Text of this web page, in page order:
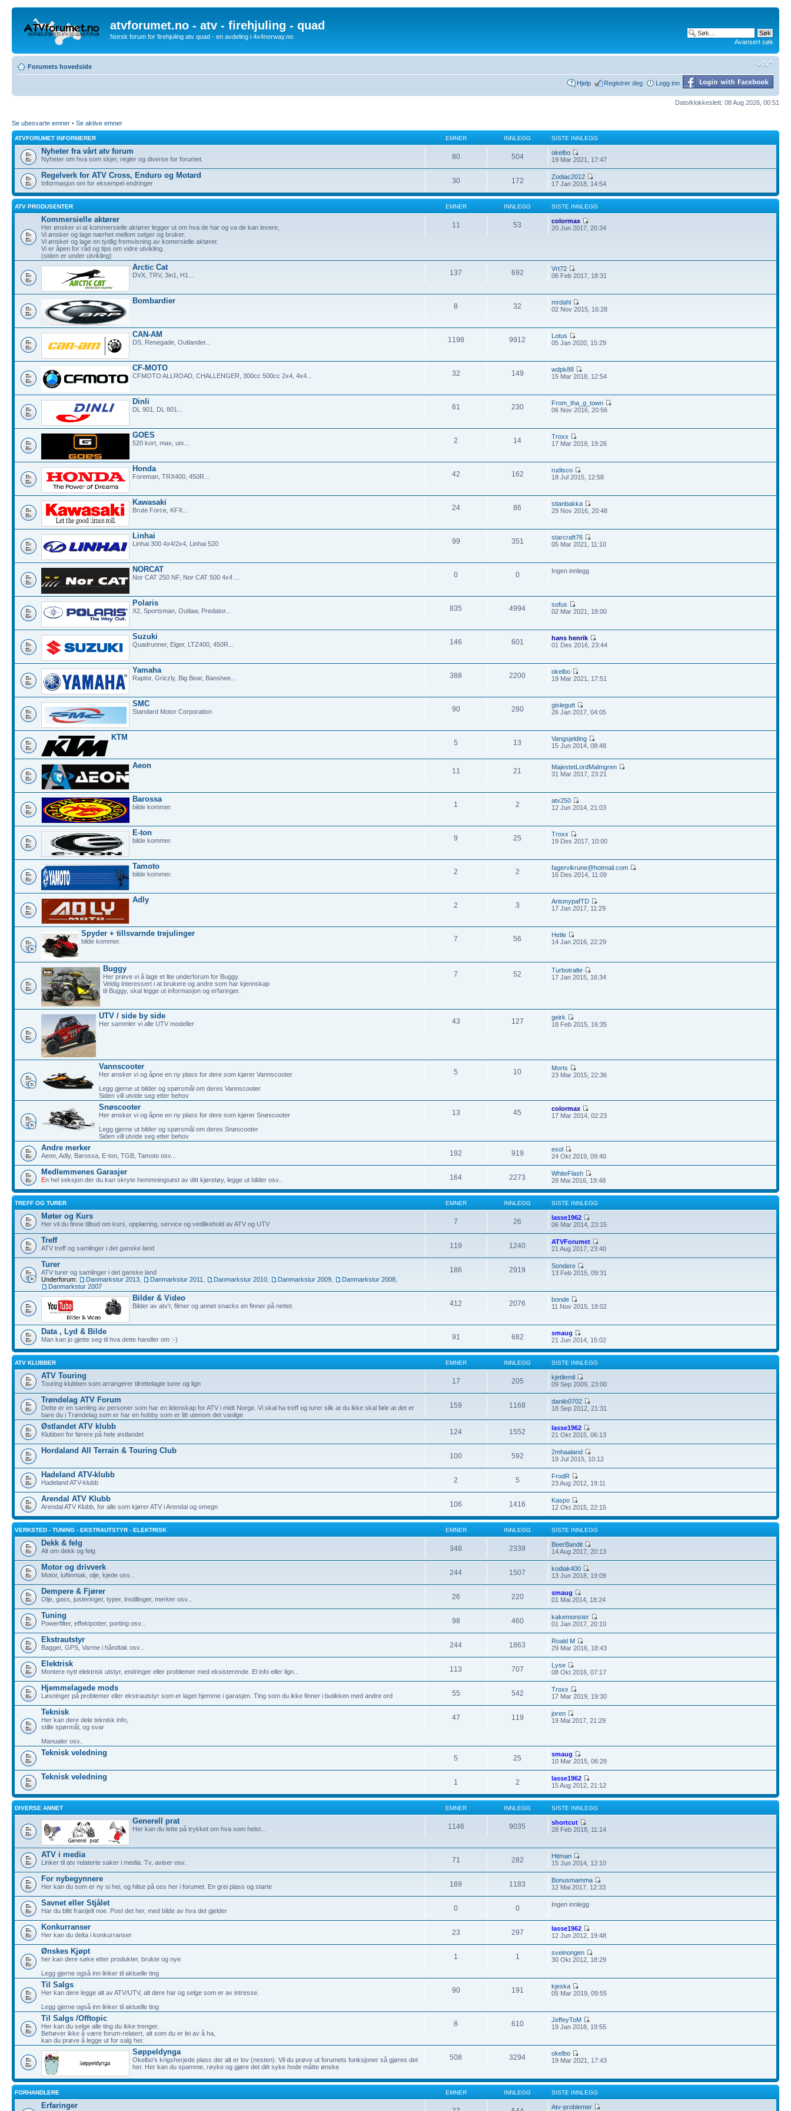
atvforumet.no - atv - firehjuling - quad
Norsk forum for firehjuling atv quad - en avdeling i 4x4norway.no
Avansert søk
Forumets hovedside
Hjelp Registrer deg Logg inn
Dato/klokkeslett: 08 Aug 2026, 00:51
Se ubesvarte emner • Se aktive emner
ATVFORUMET INFORMERER EMNER INNLEGG SISTE INNLEGG
Nyheter fra vårt atv forum
Nyheter om hva som skjer, regler og diverse for forumet. 80 504
okelbo
19 Mar 2021, 17:47
Regelverk for ATV Cross, Enduro og Motard
Informasjon om for eksempel endringer 30 172
Zodiac2012
17 Jan 2018, 14:54
ATV PRODUSENTER EMNER INNLEGG SISTE INNLEGG
Kommersielle aktører
Her ønsker vi at kommersielle aktører legger ut om hva de har og va de kan levere,
Vi ønsker og lage nærhet mellom selger og bruker.
Vi ønsker og lage en tydlig fremvisning av komersielle aktører.
Vi er åpen for råd og tips om vidre utvikling.
(siden er under utvikling)
11 53
colormax
20 Jun 2017, 20:34
Arctic Cat
DVX, TRV, 3in1, H1... 137 692
Vrt72
06 Feb 2017, 18:31
Bombardier
8 32
mrdahl
02 Nov 2015, 16:28
CAN-AM
DS, Renegade, Outlander... 1198 9912
Lotus
05 Jan 2020, 15:29
CF-MOTO
CFMOTO ALLROAD, CHALLENGER, 300cc 500cc 2x4, 4x4... 32 149
wdpk88
15 Mar 2018, 12:54
Dinli
DL 901, DL 801... 61 230
From_tha_g_town
06 Nov 2016, 20:56
GOES
520 kort, max, utx... 2 14
Troxx
17 Mar 2019, 19:26
Honda
Foreman, TRX400, 450R... 42 162
rudisco
18 Jul 2015, 12:58
Kawasaki
Brute Force, KFX... 24 86
stianbakka
29 Nov 2016, 20:48
Linhai
Linhai 300 4x4/2x4, Linhai 520 99 351
starcraft76
05 Mar 2021, 11:10
NORCAT
Nor CAT 250 NF, Nor CAT 500 4x4 ... 0 0 Ingen innlegg
Polaris
X2, Sportsman, Outlaw, Predator... 835 4994
sofus
02 Mar 2021, 18:00
Suzuki
Quadrunner, Eiger, LTZ400, 450R... 146 601
hans henrik
01 Des 2016, 23:44
Yamaha
Raptor, Grizzly, Big Bear, Banshee... 388 2200
okelbo
19 Mar 2021, 17:51
SMC
Standard Motor Corporation 90 280
gislegutt
26 Jan 2017, 04:05
KTM
5 13
Vangsjelding
15 Jun 2014, 08:48
Aeon
11 21
MajestetLordMalmgren
31 Mar 2017, 23:21
Barossa
bilde kommer. 1 2
atv250
12 Jun 2014, 21:03
E-ton
bilde kommer. 9 25
Troxx
19 Des 2017, 10:00
Tamoto
bilde kommer. 2 2
fagervikrune@hotmail.com
16 Des 2014, 11:09
Adly
2 3
AntonypafTD
17 Jan 2017, 11:29
Spyder + tillsvarnde trejulinger
bilde kommer. 7 56
Hetle
14 Jan 2016, 22:29
Buggy
Her prøve vi å lage et lite underforum for Buggy.
Veldig interessert i at brukere og andre som har kjennskap
til Buggy, skal legge ut informasjon og erfaringer.
7 52
Turbotralte
17 Jan 2015, 16:34
UTV / side by side
Her sammler vi alle UTV modeller 43 127
geirk
18 Feb 2015, 16:35
Vannscooter
Her ønsker vi og åpne en ny plass for dere som kjører Vannscooter
Legg gjerne ut bilder og spørsmål om deres Vannscooter
Siden vill utvide seg etter behov
5 10
Morts
23 Mar 2015, 22:36
Snøscooter
Her ønsker vi og åpne en ny plass for dere som kjører Snøscooter
Legg gjerne ut bilder og spørsmål om deres Snøscooter
Siden vill utvide seg etter behov
13 45
colormax
17 Mar 2014, 02:23
Andre merker
Aeon, Adly, Barossa, E-ton, TGB, Tamoto osv... 192 919
esol
24 Okt 2019, 09:40
Medlemmenes Garasjer
En hel seksjon der du kan skryte hemmningsøst av ditt kjøretøy, legge ut bilder osv.. 164 2273
WhiteFlash
28 Mai 2016, 19:48
TREFF OG TURER EMNER INNLEGG SISTE INNLEGG
Møter og Kurs
Her vil du finne tilbud om kurs, opplæring, service og vedlikehold av ATV og UTV 7 26
lasse1962
06 Mar 2014, 23:15
Treff
ATV treff og samlinger i det ganske land 119 1240
ATVForumet
21 Aug 2017, 23:40
Turer
ATV turer og samlinger i det ganske land
Underforum:
Danmarkstur 2013 Danmarkstur 2011 Danmarkstur 2010 Danmarkstur 2009 Danmarkstur 2008
Danmarkstur 2007
186 2919
Sondere
13 Feb 2015, 09:31
Bilder & Video
Bilder av atv'r, filmer og annet snacks en finner på nettet. 412 2076
bonde
11 Nov 2015, 18:02
Data , Lyd & Bilde
Man kan jo gjette seg til hva dette handler om :-) 91 682
smaug
21 Jun 2014, 15:02
ATV KLUBBER EMNER INNLEGG SISTE INNLEGG
ATV Touring
Touring klubben som arrangerer tilrettelagte turer og lign 17 205
kjetilemil
09 Sep 2009, 23:00
Trøndelag ATV Forum
Dette er en samling av personer som har en lidenskap for ATV i midt Norge. Vi skal ha treff og turer slik at du ikke skal føle at det er
bare du i Trøndelag som er har en hobby som er litt utenom det vanlige
159 1168
danilo0702
18 Sep 2012, 21:31
Østlandet ATV klubb
Klubben for førere på hele østlandet 124 1552
lasse1962
21 Okt 2015, 06:13
Hordaland All Terrain & Touring Club
100 592
2mhaaland
19 Jul 2015, 10:12
Hadeland ATV-klubb
Hadeland ATV-klubb 2 5
FrodR
23 Aug 2012, 19:11
Arendal ATV Klubb
Arendal ATV Klubb, for alle som kjører ATV i Arendal og omegn 106 1416
Kaspo
12 Okt 2015, 22:15
VERKSTED - TUNING - EKSTRAUTSTYR - ELEKTRISK EMNER INNLEGG SISTE INNLEGG
Dekk & felg
Alt om dekk og felg 348 2339
BeerBandit
14 Aug 2017, 20:13
Motor og drivverk
Motor, luftinntak, olje, kjede osv... 244 1507
kodiak400
13 Jun 2018, 19:09
Dempere & Fjører
Olje, gass, justeringer, typer, instillinger, merker osv... 26 220
smaug
01 Mai 2014, 18:24
Tuning
Powerfilter, effektpotter, porting osv... 98 460
kakemonster
01 Jan 2017, 20:10
Ekstrautstyr
Bagger, GPS, Varme i håndtak osv... 244 1863
Roald M
29 Mar 2016, 18:43
Elektrisk
Montere nytt elektrisk utstyr, endringer eller problemer med eksisterende. El info eller lign... 113 707
Lyse
08 Okt 2016, 07:17
Hjemmelagede mods
Løsninger på problemer eller ekstrautstyr som er laget hjemme i garasjen. Ting som du ikke finner i butikken med andre ord 55 542
Troxx
17 Mar 2019, 19:30
Teknisk
Her kan dere dele teknisk info,
stille spørmål, og svar
Manualer osv..
47 119
joren
19 Mai 2017, 21:29
Teknisk veledning
5 25
smaug
10 Mar 2015, 06:29
Teknisk veledning
1 2
lasse1962
15 Aug 2012, 21:12
DIVERSE ANNET EMNER INNLEGG SISTE INNLEGG
Generell prat
Her kan du lette på trykket om hva som helst... 1146 9035
shortcut
28 Feb 2018, 11:14
ATV i media
Linker til atv relaterte saker i media. Tv, aviser osv.. 71 282
Hitman
15 Jun 2014, 12:10
For nybegynnere
Her kan du som er ny si hei, og hilse på oss her i forumet. En grei plass og starte 189 1183
Bonusmamma
12 Mai 2017, 12:33
Savnet eller Stjålet
Har du blitt frastjelt noe. Post det her, med bilde av hva det gjelder 0 0 Ingen innlegg
Konkurranser
Her kan du delta i konkurranser 23 297
lasse1962
12 Jun 2012, 19:48
Ønskes Kjøpt
her kan dere søke etter produkter, brukte og nye
Legg gjerne også inn linker til aktuelle ting
1 1
sveinongen
30 Okt 2012, 18:29
Til Salgs
Her kan dere legge alt av ATV/UTV, alt dere har og selge som er av intresse.
Legg gjerne også inn linker til aktuelle ting
90 191
kjeska
05 Mar 2019, 09:55
Til Salgs /Offtopic
Her kan du selge alle ting du ikke trenger.
Behøver ikke å være forum-relatert, alt som du er lei av å ha,
kan du prøve å legge ut for salg her.
8 610
JeffeyToM
19 Jan 2018, 19:55
Søppeldynga
Okelbo's krigsherjede plass der alt er lov (nesten). Vil du prøve ut forumets funksjoner så gjøres det
her. Her kan du spamme, røyke og gjøre det ditt syke hode måtte ønske
508 3294
okelbo
19 Mar 2021, 17:43
FORHANDLERE EMNER INNLEGG SISTE INNLEGG
Erfaringer
Atv-problemer